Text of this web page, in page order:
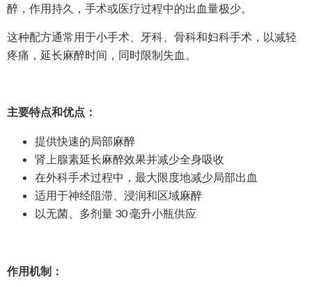
醉，作用持久，手术或医疗过程中的出血量极少。
这种配方通常用于小手术、牙科、骨科和妇科手术，以减轻
疼痛，延长麻醉时间，同时限制失血。
主要特点和优点：
提供快速的局部麻醉
肾上腺素延长麻醉效果并减少全身吸收
在外科手术过程中，最大限度地减少局部出血
适用于神经阻滞、浸润和区域麻醉
以无菌、多剂量 30 毫升小瓶供应
作用机制：